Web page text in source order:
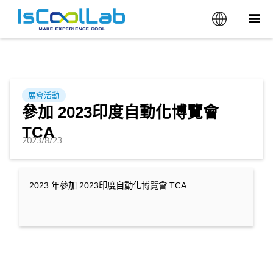
展會活動
參加 2023印度自動化博覽會
TCA
2023/8/23
2023 年參加 2023印度自動化博覽會 TCA